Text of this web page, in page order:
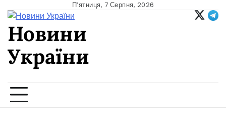
to
content
П’ятниця, 7 Серпня, 2026
Новини
України